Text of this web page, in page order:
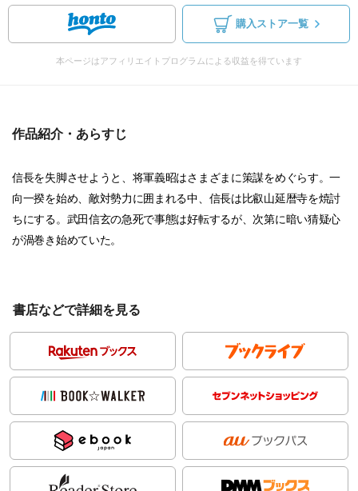
購入ストア一覧
本ページはアフィリエイトプログラムによる収益を得ています
作品紹介・あらすじ
信長を失脚させようと、将軍義昭はさまざまに策謀をめぐらす。一
向一揆を始め、敵対勢力に囲まれる中、信長は比叡山延暦寺を焼討
ちにする。武田信玄の急死で事態は好転するが、次第に暗い猜疑心
が渦巻き始めていた。
書店などで詳細を見る